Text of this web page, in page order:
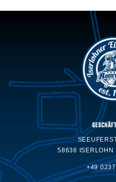
58636 ISERLOHN
+49